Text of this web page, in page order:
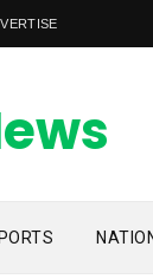
best malayalam online